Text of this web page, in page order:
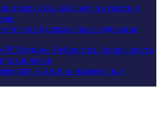
погрузить на баржу и отвезти в
не поддержал расследование
Медиа»: Нейросети, безопасность
технологии
в Азии и оказался под